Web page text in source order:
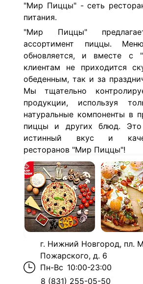
"Мир Пиццы"- сеть
питания.
"Мир Пиццы"
ассортимент пиццы.
обновляется, и вместе с
клиентам не приходится
обеденным, так и за
Мы тщательно
продукции, используя
натуральные компоненты в
пиццы и других блюд.
истинный вкус и
ресторанов "Мир Пиццы"!
г. Нижний Новгород, пл.
Пожарского, д. 6
Пн-Вс 10:00-23:00
8 (831) 255-05-50